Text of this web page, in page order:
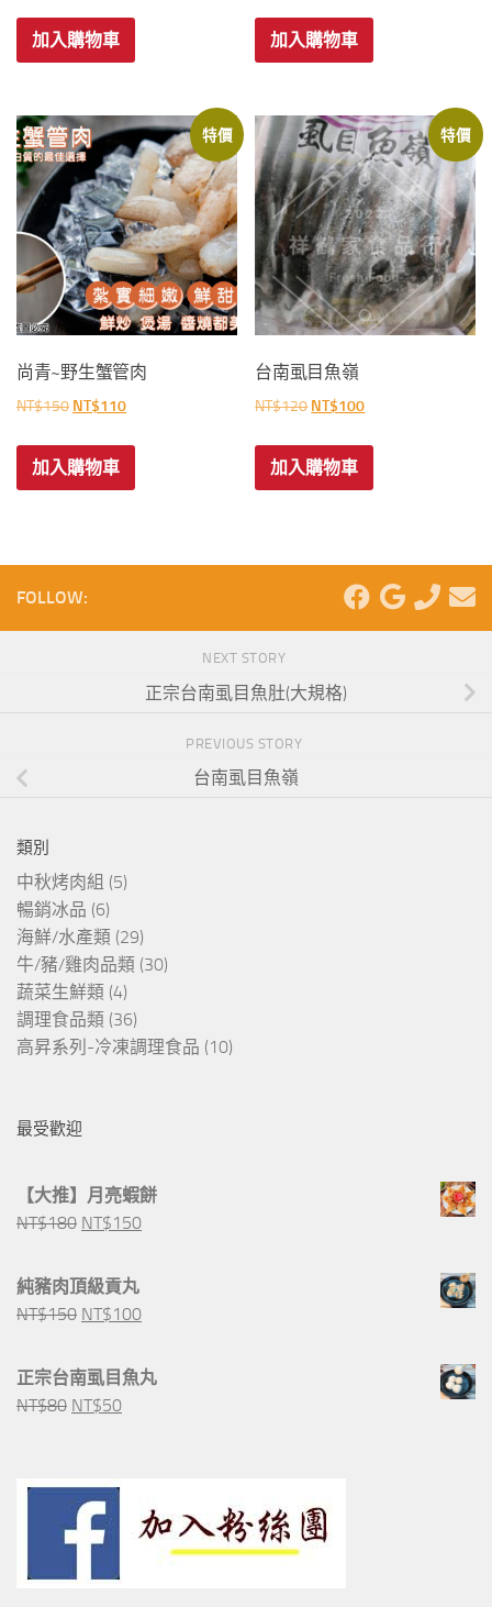
價
格：
格：
加入購物車 加入購物車
特價
尚青~野生蟹管肉
NT$150 原
價
格：
NT$110目
格：
加入購物車
特價
台南虱目魚嶺
NT$120 原
價
格：
NT$100目
格：
加入購物車
FOLLOW:
NEXT STORY
正宗台南虱目魚肚(大規格)
PREVIOUS STORY
台南虱目魚嶺
類別
中秋烤肉組 (5)
暢銷冰品 (6)
海鮮/水產類 (29)
牛/豬/雞肉品類 (30)
蔬菜生鮮類 (4)
調理食品類 (36)
高昇系列-冷凍調理食品 (10)
最受歡迎
【大推】月亮蝦餅
NT$180 原
價
格：
NT$150目
純豬肉頂級貢丸
NT$150 原
價
格：
NT$100目
價
正宗台南虱目魚丸
NT$80 原
格：
NT$80。
NT$50目
NT$50。